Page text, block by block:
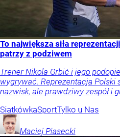
To największa siła
patrzy z podziwem
Trener Nikola Grbić i jego
wygrywać. Reprezentacja Polski
nazwisk, ale prawdziwy zespół i
SiatkówkaSportTylko u Nas
Maciej Piasecki